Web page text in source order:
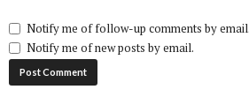
Notify me of follow-up comments by email.
Notify me of new posts by email.